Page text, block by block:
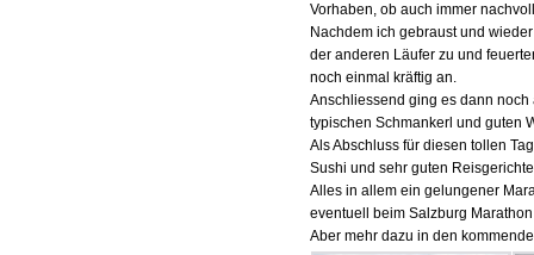
Vorhaben, ob auch immer
Nachdem ich gebraust und
der anderen Läufer zu und
noch einmal kräftig an.
Anschliessend ging es dann noch
typischen Schmankerl und guten
Als Abschluss für diesen tollen
Sushi und sehr guten
Alles in allem ein gelungener
eventuell beim Salzburg
Aber mehr dazu in den